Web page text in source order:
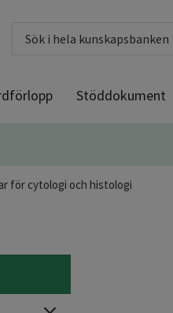
Stöddokument
för cytologi och histologi